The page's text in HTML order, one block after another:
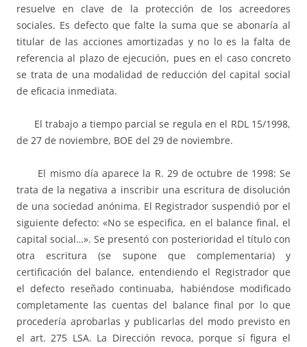
resuelve en clave de la protección de los acreedores
sociales. Es defecto que falte la suma que se abonaría al
titular de las acciones amortizadas y no lo es la falta de
referencia al plazo de ejecución, pues en el caso concreto
se trata de una modalidad de reducción del capital social
de eficacia inmediata.
El trabajo a tiempo parcial se regula en el RDL 15/1998,
de 27 de noviembre, BOE del 29 de noviembre.
El mismo día aparece la R. 29 de octubre de 1998: Se
trata de la negativa a inscribir una escritura de disolución
de una sociedad anónima. El Registrador suspendió por el
siguiente defecto: «No se especifica, en el balance final, el
capital social…». Se presentó con posterioridad el título con
otra escritura (se supone que complementaria) y
certificación del balance, entendiendo el Registrador que
el defecto reseñado continuaba, habiéndose modificado
completamente las cuentas del balance final por lo que
procedería aprobarlas y publicarlas del modo previsto en
el art. 275 LSA. La Dirección revoca, porque sí figura el